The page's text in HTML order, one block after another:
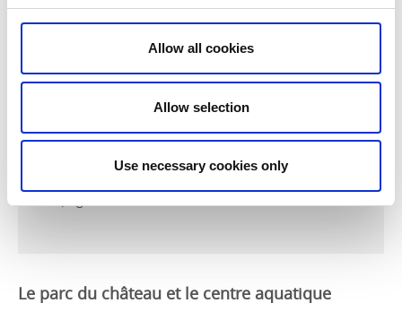
Allow all cookies
Allow selection
Use necessary cookies only
Chemin de fer du patrimoine
d'Anten-Gräfsnäs
environs, passez une journée à bord du train du
d'Anten-Gräfsnäs. Le trajet de 12 km est
Le parc du château et le centre aquatique